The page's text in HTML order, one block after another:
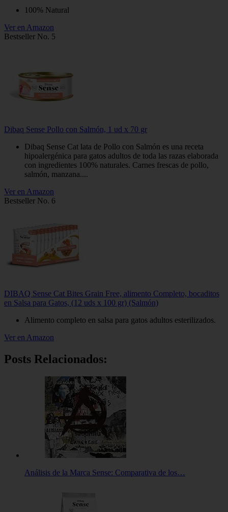
100% Natural
Ver en Amazon
Bestseller No. 5
Dibaq Sense Pollo con Salmón, 1 ud x 70 gr
Dibaq Sense Cat lata de Pollo con Salmón es una receta
hipoalergénica para gatos adultos de toda las razas elaborada
con ingredientes 100% naturales. Carnes frescas de pollo,
salmón, manzana....
Ver en Amazon
Bestseller No. 6
DIBAQ Sense Cat Bites Grain Free, alimento Completo, bocaditos
en Salsa para Gatos, (12 uds x 100 gr) (Salmón)
Alimento completo en salsa para gatos adultos esterilizados.
Ver en Amazon
Posts Relacionados:
Análisis de la Marca Sense: Comparativa de los…